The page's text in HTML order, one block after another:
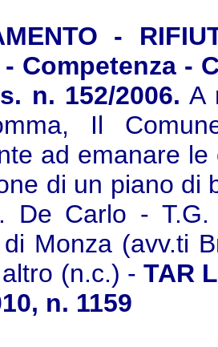
-
Competenza -
n. 152/2006. A
Il
ad emanare
di un piano di
De Carlo -
Monza (avv.ti
(n.c.) - TAR
n. 1159